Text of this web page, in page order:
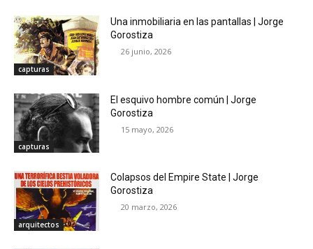
capturas
Una inmobiliaria en las pantallas | Jorge
Gorostiza
26 junio, 2026
capturas
El esquivo hombre común | Jorge
Gorostiza
15 mayo, 2026
arquitectos
Colapsos del Empire State | Jorge
Gorostiza
20 marzo, 2026